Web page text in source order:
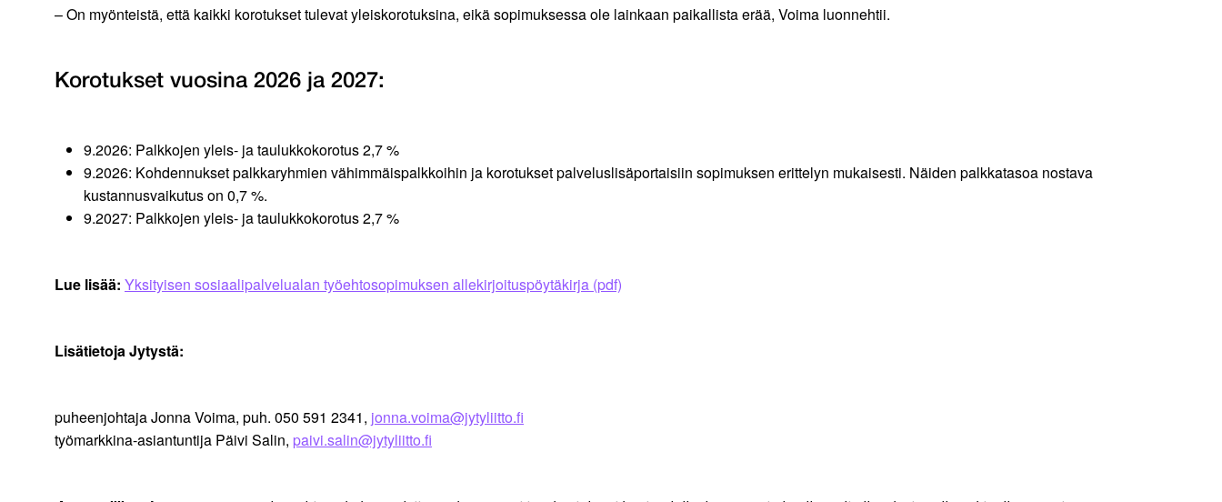
– On myönteistä, että kaikki korotukset tulevat yleiskorotuksina, eikä sopimuksessa ole lainkaan paikallista erää, Voima luonnehtii.
Korotukset vuosina 2026 ja 2027:
9.2026: Palkkojen yleis- ja taulukkokorotus 2,7 %
9.2026: Kohdennukset palkkaryhmien vähimmäispalkkoihin ja korotukset palveluslisäportaisiin sopimuksen erittelyn mukaisesti. Näiden palkkatasoa nostava
kustannusvaikutus on 0,7 %.
9.2027: Palkkojen yleis- ja taulukkokorotus 2,7 %
Lue lisää: Yksityisen sosiaalipalvelualan työehtosopimuksen allekirjoituspöytäkirja (pdf)
Lisätietoja Jytystä:
puheenjohtaja Jonna Voima, puh. 050 591 2341, jonna.voima@jytyliitto.fi
työmarkkina-asiantuntija Päivi Salin, paivi.salin@jytyliitto.fi